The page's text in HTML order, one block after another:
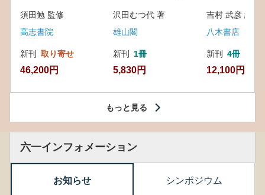
須田勉 監修
高志書院
新刊 取り寄せ
46,200円
沢田むつ代 著
雄山閣
新刊 1冊
5,830円
吉村 武彦 編集
八木書店
新刊 4冊
12,100円
もっと見る
六一インフォメーション
お知らせ シンポジウム